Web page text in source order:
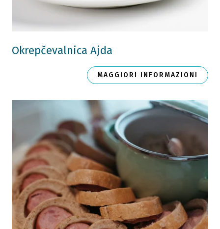
Okrepčevalnica Ajda
MAGGIORI INFORMAZIONI